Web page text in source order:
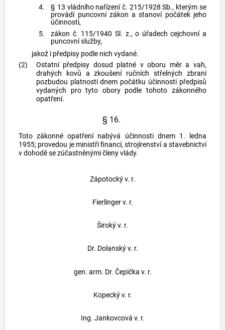
4.
§ 13 vládního nařízení č. 215/1928 Sb., kterým se
provádí puncovní zákon a stanoví počátek jeho
účinnosti,
5.
zákon č. 115/1940 Sl. z., o úřadech cejchovní a
puncovní služby,
jakož i předpisy podle nich vydané.
(2)
Ostatní předpisy dosud platné v oboru měr a vah,
drahých kovů a zkoušení ručních střelných zbraní
pozbudou platnosti dnem počátku účinnosti předpisů
vydaných pro tyto obory podle tohoto zákonného
opatření.
§ 16.
Toto zákonné opatření nabývá účinnosti dnem 1. ledna
1955; provedou je ministři financí, strojírenství a stavebnictví
v dohodě se zúčastněnými členy vlády.
Zápotocký v. r.
Fierlinger v. r.
Široký v. r.
Dr. Dolanský v. r.
gen. arm. Dr. Čepička v. r.
Kopecký v. r.
Ing. Jankovcová v. r.